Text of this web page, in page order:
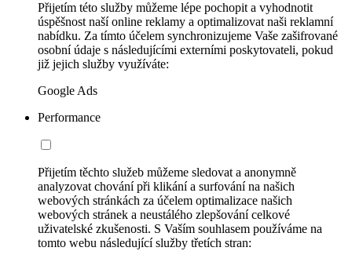
Přijetím této služby můžeme lépe pochopit a vyhodnotit
úspěšnost naší online reklamy a optimalizovat naši reklamní
nabídku. Za tímto účelem synchronizujeme Vaše zašifrované
osobní údaje s následujícími externími poskytovateli, pokud
již jejich služby využíváte:
Google Ads
Performance
Přijetím těchto služeb můžeme sledovat a anonymně
analyzovat chování při klikání a surfování na našich
webových stránkách za účelem optimalizace našich
webových stránek a neustálého zlepšování celkové
uživatelské zkušenosti. S Vaším souhlasem používáme na
tomto webu následující služby třetích stran: